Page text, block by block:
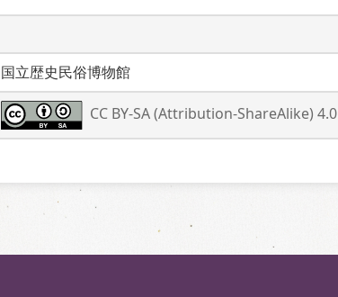
国立歴史民俗博物館
CC BY-SA (Attribution-ShareAlike) 4.0